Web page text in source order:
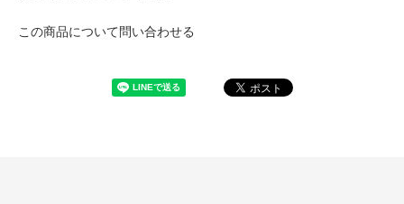
この商品について問い合わせる